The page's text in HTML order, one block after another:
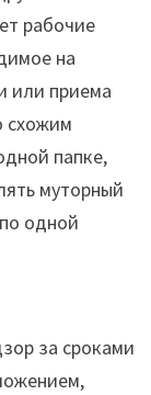
рабочие
на
или приема
схожим
папке,
муторный
одной
за сроками